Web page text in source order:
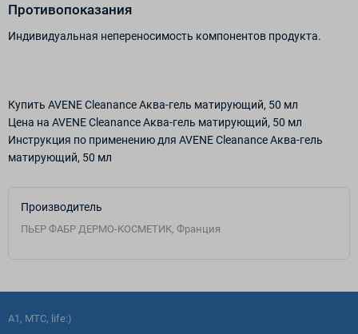
Противопоказания
Индивидуальная непереносимость компонентов продукта.
Купить AVENE Cleanance Аква-гель матирующий, 50 мл
Цена на AVENE Cleanance Аква-гель матирующий, 50 мл
Инструкция по применению для AVENE Cleanance Аква-гель
матирующий, 50 мл
Производитель
ПЬЕР ФАБР ДЕРМО-КОСМЕТИК, Франция
A1, МТС, life:)